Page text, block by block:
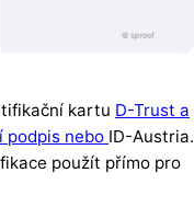
kartu D-Trust a
podpis nebo ID-Austria.
použít přímo pro